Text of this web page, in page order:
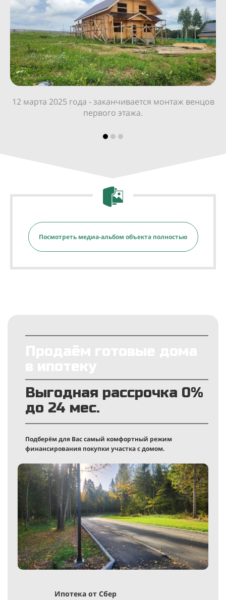
12 марта 2025 года - заканчивается монтаж венцов
первого этажа.
Посмотреть медиа-альбом объекта полностью
Выгодная рассрочка 0%
до 24 мес.
Подберём для Вас самый комфортный режим
финансирования покупки участка с домом.
Ипотека от Сбер